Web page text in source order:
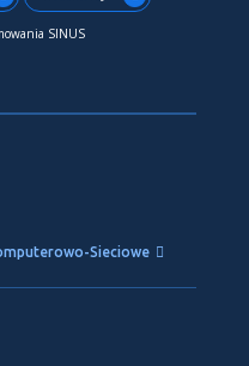
SINUS
Sieciowe